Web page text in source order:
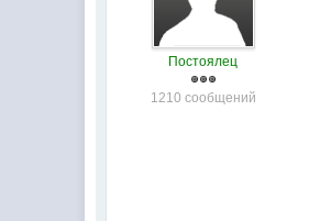
Постоялец
1210 сообщений